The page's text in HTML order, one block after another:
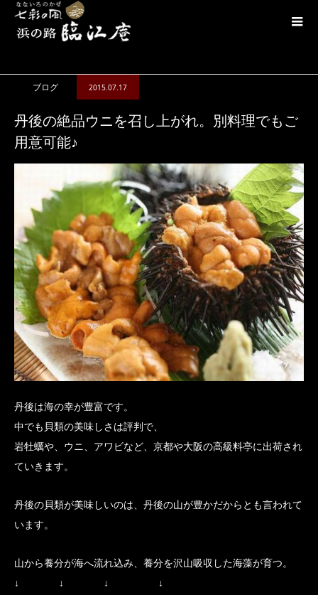
ブログ 2015.07.17
丹後の絶品ウニを召し上がれ。別料理でもご
用意可能♪
丹後は海の幸が豊富です。
中でも貝類の美味しさは評判で、
岩牡蠣や、ウニ、アワビなど、京都や大阪の高級料亭に出荷され
ていきます。
丹後の貝類が美味しいのは、丹後の山が豊かだからとも言われて
います。
山から養分が海へ流れ込み、養分を沢山吸収した海藻が育つ。
↓ ↓ ↓ ↓